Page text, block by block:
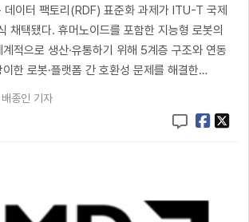
이터 팩토리(RDF) 표준화 과제가 ITU-T 국제
채택됐다. 휴머노이드를 포함한 지능형 로봇의
적으로 생산·유통하기 위해 5계층 구조와 연동
한 로봇·플랫폼 간 호환성 문제를 해결한…
배종인 기자